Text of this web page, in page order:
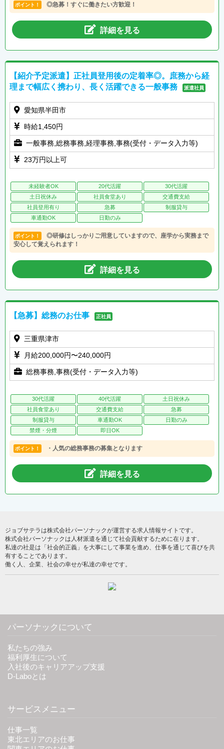
ポイント！ ◎急募！すぐに働きたい方歓迎！
詳細を見る
【紹介予定派遣】正社員登用後の定着率◎。庶務から経
理まで幅広く携わり、長く活躍できる一般事務
派遣社員
愛知県半田市
時給1,450円
一般事務,総務事務,経理事務,事務(受付・データ入力等)
23万円以上可
未経験者OK 20代活躍
30代活躍
土日祝休み
社員食堂あり
交通費支給
社員登用有り
急募
制服貸与
車通勤OK
日勤のみ
ポイント！
◎研修はしっかりご用意していますので、座学から実務まで
安心して覚えられます！
詳細を見る
【急募】総務のお仕事 正社員
三重県津市
月給200,000円〜240,000円
総務事務,事務(受付・データ入力等)
30代活躍 40代活躍
土日祝休み
社員食堂あり
交通費支給
急募
制服貸与
車通勤OK
日勤のみ
禁煙・分煙
即日OK
ポイント！ ・人気の総務事務の募集となります
詳細を見る
ジョブサテラは株式会社パーソナックが運営する求人情報サイトです。
株式会社パーソナックは人材派遣を通じて社会貢献するために在ります。
私達の社是は「社会的正義」を大事にして事業を進め、仕事を通じて喜びを共
有することであります。
働く人、企業、社会の幸せが私達の幸せです。
パーソナックについて
私たちの強み
福利厚生について
入社後のキャリアアップ支援
D-Laboとは
サービスメニュー
仕事一覧
東北エリアのお仕事